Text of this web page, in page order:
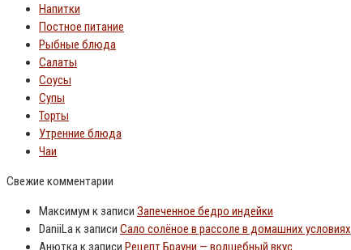
Напитки
Постное питание
Рыбные блюда
Салаты
Соусы
Супы
Торты
Утренние блюда
Чаи
Свежие комментарии
Максимум к записи Запеченное бедро индейки
DaniiLaк записи Сало солёное в рассоле в домашних условиях
Анютка к записи Рецепт Брауни — волшебный вкус